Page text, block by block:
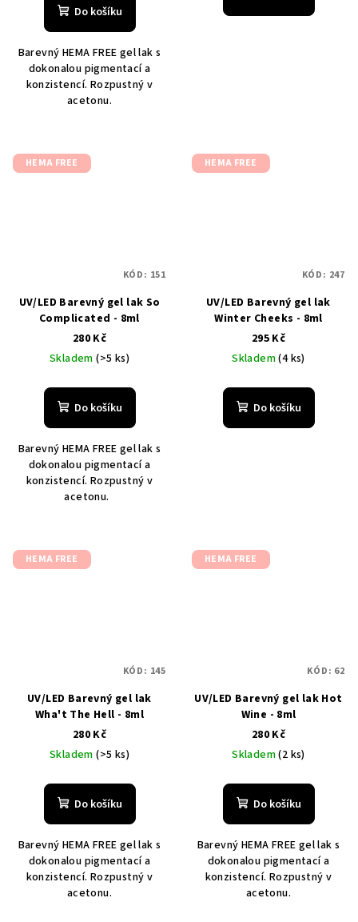
Do košíku
Barevný HEMA FREE gel lak s
dokonalou pigmentací a
konzistencí. Rozpustný v
acetonu.
HEMA FREE
UV/LED Barevný gel lak So
Complicated - 8ml
280 Kč
Skladem(>5 ks)
Do košíku
Barevný HEMA FREE gel lak s
dokonalou pigmentací a
konzistencí. Rozpustný v
acetonu.
KÓD: 151
HEMA FREE
UV/LED Barevný gel lak
Winter Cheeks - 8ml
295 Kč
Skladem(4 ks)
Do košíku
KÓD: 247
HEMA FREE
UV/LED Barevný gel lak
Wha't The Hell - 8ml
280 Kč
Skladem(>5 ks)
Do košíku
Barevný HEMA FREE gel lak s
dokonalou pigmentací a
konzistencí. Rozpustný v
acetonu.
KÓD: 145
HEMA FREE
UV/LED Barevný gel lak Hot
Wine - 8ml
280 Kč
Skladem(2 ks)
Do košíku
Barevný HEMA FREE gel lak s
dokonalou pigmentací a
konzistencí. Rozpustný v
acetonu.
KÓD: 62